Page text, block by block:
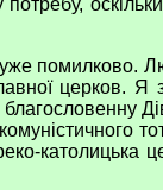
помилково.
церков.
католицька